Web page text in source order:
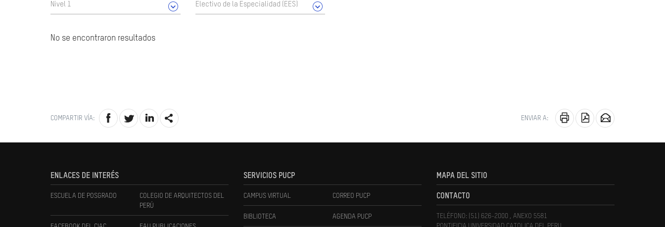
Nivel 1 Electivo de la Especialidad (EES)
No se encontraron resultados
COMPARTIR VÍA: ENVIAR A:
ENLACES DE INTERÉS
ESCUELA DE POSGRADO
COLEGIO DE ARQUITECTOS DEL
PERÚ
SERVICIOS PUCP
CAMPUS VIRTUAL CORREO PUCP
BIBLIOTECA AGENDA PUCP
MAPA DEL SITIO
CONTACTO
TELÉFONO: (51) 626-2000 , ANEXO 5581